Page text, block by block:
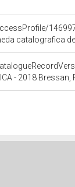
catalografica
- 2018 Bressan,